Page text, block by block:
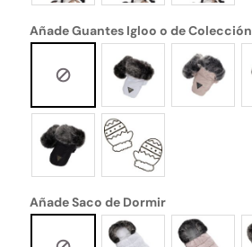
Añade Guantes Igloo o de Colección
Añade Saco de Dormir